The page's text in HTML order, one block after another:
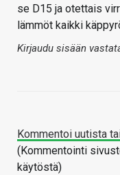
se D15 ja otettais
lämmöt kaikki
Kirjaudu sisään
Kommentoi uutista
(Kommentointi
käytöstä)